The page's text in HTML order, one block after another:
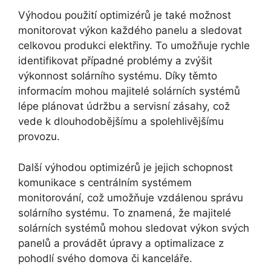
Výhodou použití optimizérů je také možnost
monitorovat výkon každého panelu a sledovat
celkovou produkci elektřiny. To umožňuje rychle
identifikovat případné problémy a zvýšit
výkonnost solárního systému. Díky těmto
informacím mohou majitelé solárních systémů
lépe plánovat údržbu a servisní zásahy, což
vede k dlouhodobějšímu a spolehlivějšímu
provozu.
Další výhodou optimizérů je jejich schopnost
komunikace s centrálním systémem
monitorování, což umožňuje vzdálenou správu
solárního systému. To znamená, že majitelé
solárních systémů mohou sledovat výkon svých
panelů a provádět úpravy a optimalizace z
pohodlí svého domova či kanceláře.